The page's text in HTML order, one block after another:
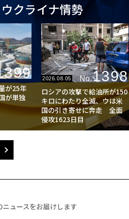
クライナ情勢
が25年
が単独
2026.08.05 No.1398
ロシアの攻撃で給油所が150
キロにわたり全滅、ウは米
国の引き寄せに奔走 全面
侵攻1623日目
ュースをお届けします